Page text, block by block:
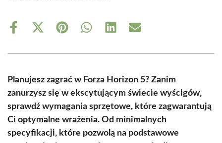
Share
Share
(Twitter)
Share Share Share Share
Planujesz zagrać w Forza Horizon 5? Zanim
zanurzysz się w ekscytującym świecie wyścigów,
sprawdź wymagania sprzętowe, które zagwarantują
Ci optymalne wrażenia. Od minimalnych
specyfikacji, które pozwolą na podstawowe